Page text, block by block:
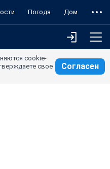
Погода Дом
cookie-
свое
Согласен